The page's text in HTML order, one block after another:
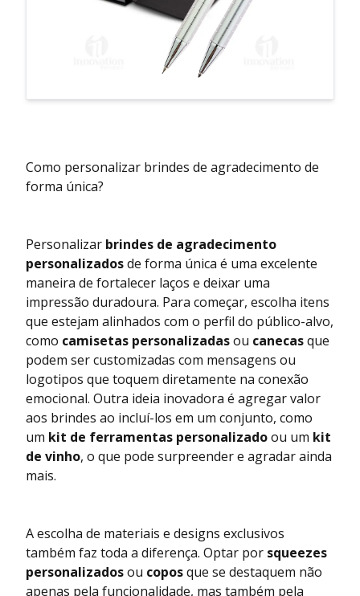
Como personalizar brindes de agradecimento de
forma única?
Personalizar brindes de agradecimento
personalizadosde forma única é uma excelente
maneira de fortalecer laços e deixar uma
impressão duradoura. Para começar, escolha itens
que estejam alinhados com o perfil do público-alvo,
como camisetas personalizadasou canecasque
podem ser customizadas com mensagens ou
logotipos que toquem diretamente na conexão
emocional. Outra ideia inovadora é agregar valor
aos brindes ao incluí-los em um conjunto, como
um kit de ferramentas personalizadoou um kit
de vinho, o que pode surpreender e agradar ainda
mais.
A escolha de materiais e designs exclusivos
também faz toda a diferença. Optar por squeezes
personalizadosou coposque se destaquem não
apenas pela funcionalidade, mas também pela